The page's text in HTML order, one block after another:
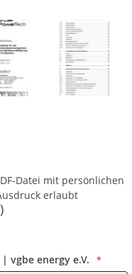
Datei mit persönlichen
erlaubt
vgbe energy e.V.